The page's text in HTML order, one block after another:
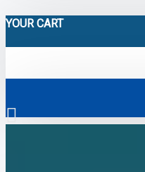
YOUR CART